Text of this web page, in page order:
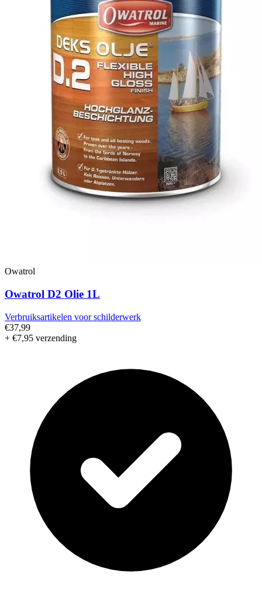
Owatrol
Owatrol D2 Olie 1L
Verbruiksartikelen voor schilderwerk
€37,99
+ €7,95 verzending